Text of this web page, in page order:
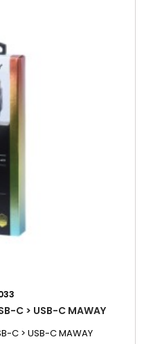
C > USB-C MAWAY
C > USB-C MAWAY